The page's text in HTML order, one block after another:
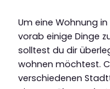
Um eine Wohnung
vorab einige Dinge
solltest du dir
wohnen möchtest.
verschiedenen